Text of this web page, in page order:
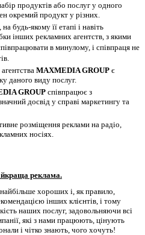
продуктів або послуг у одного
окремий продукт у різних.
будь-якому її етапі і навіть
інших рекламних агентств, з якими
в минулому, і співпраця не
MAXMEDIA GROUP є
даного виду послуг.
GROUP співпрацює з
досвід у справі маркетингу та
розміщення реклами на радіо,
носіях.
реклама.
хороших і, як правило,
інших клієнтів, і тому
наших послуг, задовольняючи всі
які з нами працюють, цінують
і чітко знають, чого хочуть!